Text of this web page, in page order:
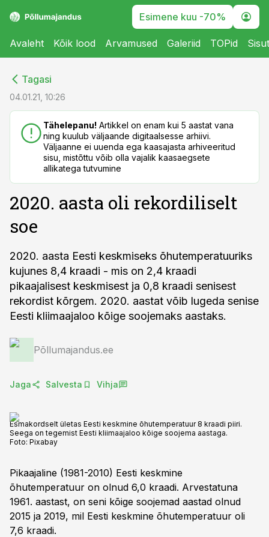
Esimene kuu -70%
Avaleht Kõik lood Arvamused Galeriid TOPid
Tagasi
04.01.21, 10:26
Tähelepanu! Artikkel on enam kui 5 aastat vana
ning kuulub väljaande digitaalsesse arhiivi.
Väljaanne ei uuenda ega kaasajasta arhiveeritud
sisu, mistõttu võib olla vajalik kaasaegsete
allikatega tutvumine
2020. aasta oli rekordiliselt
soe
2020. aasta Eesti keskmiseks õhutemperatuuriks
kujunes 8,4 kraadi - mis on 2,4 kraadi
pikaajalisest keskmisest ja 0,8 kraadi senisest
rekordist kõrgem. 2020. aastat võib lugeda senise
Eesti kliimaajaloo kõige soojemaks aastaks.
Põllumajandus.ee
Jaga Salvesta Vihja
Esmakordselt ületas Eesti keskmine õhutemperatuur 8 kraadi piiri.
Seega on tegemist Eesti kliimaajaloo kõige soojema aastaga.
Foto: Pixabay
Pikaajaline (1981-2010) Eesti keskmine
õhutemperatuur on olnud 6,0 kraadi. Arvestatuna
1961. aastast, on seni kõige soojemad aastad olnud
2015 ja 2019, mil Eesti keskmine õhutemperatuur oli
7,6 kraadi.